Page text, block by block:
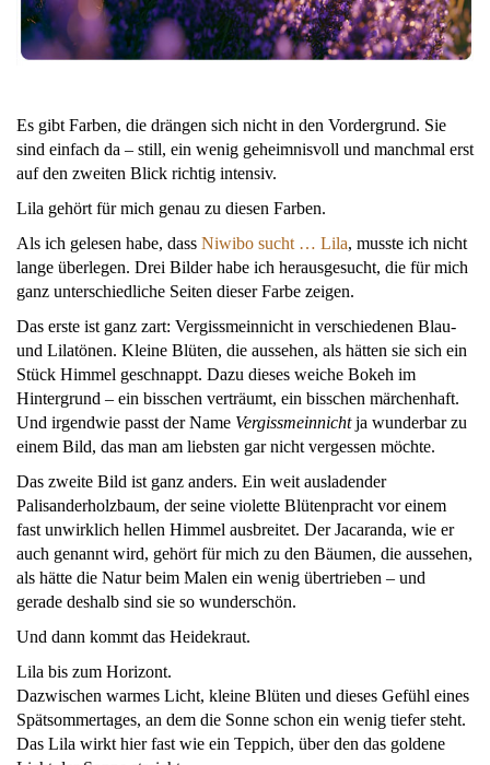
Es gibt Farben, die drängen sich nicht in den Vordergrund. Sie
sind einfach da – still, ein wenig geheimnisvoll und manchmal erst
auf den zweiten Blick richtig intensiv.
Lila gehört für mich genau zu diesen Farben.
Als ich gelesen habe, dass Niwibo sucht … Lila, musste ich nicht
lange überlegen. Drei Bilder habe ich herausgesucht, die für mich
ganz unterschiedliche Seiten dieser Farbe zeigen.
Das erste ist ganz zart: Vergissmeinnicht in verschiedenen Blau-
und Lilatönen. Kleine Blüten, die aussehen, als hätten sie sich ein
Stück Himmel geschnappt. Dazu dieses weiche Bokeh im
Hintergrund – ein bisschen verträumt, ein bisschen märchenhaft.
Und irgendwie passt der Name Vergissmeinnichtja wunderbar zu
einem Bild, das man am liebsten gar nicht vergessen möchte.
Das zweite Bild ist ganz anders. Ein weit ausladender
Palisanderholzbaum, der seine violette Blütenpracht vor einem
fast unwirklich hellen Himmel ausbreitet. Der Jacaranda, wie er
auch genannt wird, gehört für mich zu den Bäumen, die aussehen,
als hätte die Natur beim Malen ein wenig übertrieben – und
gerade deshalb sind sie so wunderschön.
Und dann kommt das Heidekraut.
Lila bis zum Horizont.
Dazwischen warmes Licht, kleine Blüten und dieses Gefühl eines
Spätsommertages, an dem die Sonne schon ein wenig tiefer steht.
Das Lila wirkt hier fast wie ein Teppich, über den das goldene